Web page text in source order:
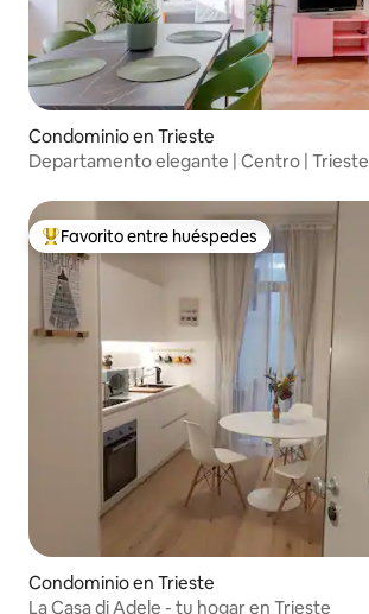
Condominio en Trieste
Departamento elegante | Centro | Trieste
De los mejores en Favorito entre huéspedes
Favorito entre huéspedes
Condominio en Trieste
La Casa di Adele - tu hogar en Trieste